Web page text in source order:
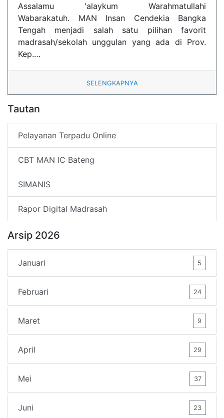
Assalamu 'alaykum Warahmatullahi
Wabarakatuh. MAN Insan Cendekia Bangka
Tengah menjadi salah satu pilihan favorit
madrasah/sekolah unggulan yang ada di Prov.
Kep.…
SELENGKAPNYA
Tautan
Pelayanan Terpadu Online
CBT MAN IC Bateng
SIMANIS
Rapor Digital Madrasah
Arsip 2026
Januari 5
Februari 24
Maret 9
April 29
Mei 37
Juni 23